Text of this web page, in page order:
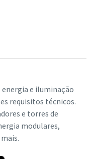
e iluminação
requisitos técnicos.
e torres de
modulares,